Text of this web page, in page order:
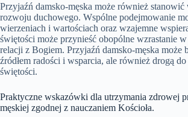
Przyjaźń damsko-męska może również
rozwoju duchowego. Wspólne podejmowanie
wierzeniach i wartościach oraz wzajemne
świętości może przynieść obopólne wzrastanie
relacji z Bogiem. Przyjaźń damsko-męska może
źródłem radości i wsparcia, ale również drogą
świętości.
Praktyczne wskazówki dla utrzymania zdrowej
męskiej zgodnej z nauczaniem Kościoła.